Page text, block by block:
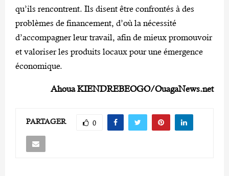
qu’ils rencontrent. Ils disent être confrontés à des
problèmes de financement, d’où la nécessité
d’accompagner leur travail, afin de mieux promouvoir
et valoriser les produits locaux pour une émergence
économique.
Ahoua KIENDREBEOGO/OuagaNews.net
PARTAGER 0